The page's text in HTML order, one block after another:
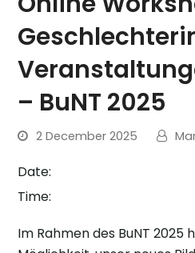
– BuNT 2025
2 December 2025
Date:
Time:
Im Rahmen des BuNT 2025